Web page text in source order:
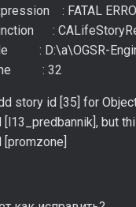
: FATAL
:
: D:\a\OGSR-
: 32
story id [35] for
[l13_predbannik], but
[promzone]